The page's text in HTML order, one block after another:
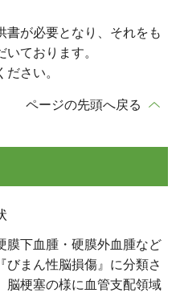
書が必要となり、それをも
ております。
さい。
ページの先頭へ戻る
膜下血腫・硬膜外血腫など
びまん性脳損傷』に分類さ
脳梗塞の様に血管支配領域